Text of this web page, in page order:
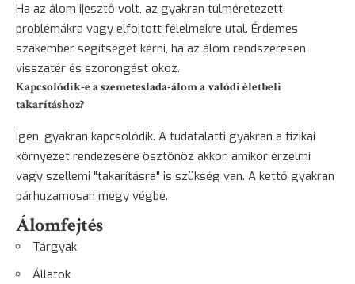
Ha az álom ijesztő volt, az gyakran túlméretezett
problémákra vagy elfojtott félelmekre utal. Érdemes
szakember segítségét kérni, ha az álom rendszeresen
visszatér és szorongást okoz.
Kapcsolódik-e a szemeteslada-álom a valódi életbeli
takarításhoz?
Igen, gyakran kapcsolódik. A tudatalatti gyakran a fizikai
környezet rendezésére ösztönöz akkor, amikor érzelmi
vagy szellemi "takarításra" is szükség van. A kettő gyakran
párhuzamosan megy végbe.
Álomfejtés
Tárgyak
Állatok